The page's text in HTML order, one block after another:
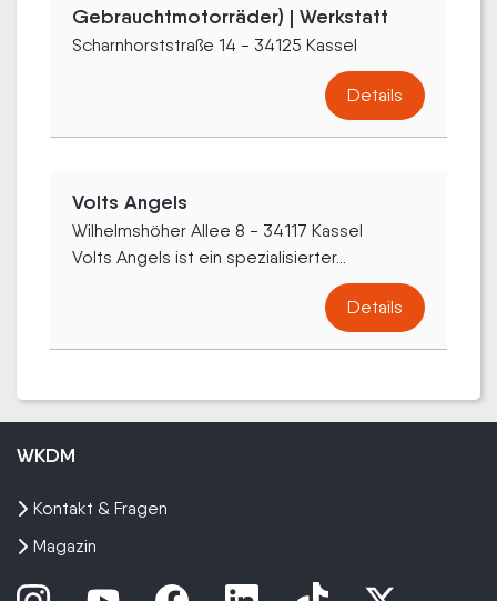
Gebrauchtmotorräder) | Werkstatt
Scharnhorststraße 14 - 34125 Kassel
Details
Volts Angels
Wilhelmshöher Allee 8 - 34117 Kassel
Volts Angels ist ein spezialisierter...
Details
WKDM
Kontakt & Fragen
Magazin